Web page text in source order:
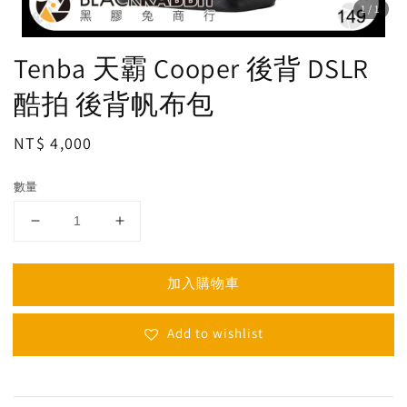
1 /1
Tenba 天霸 Cooper 後背 DSLR
酷拍 後背帆布包
Regular
NT$ 4,000
數量
加入購物車
Add to wishlist